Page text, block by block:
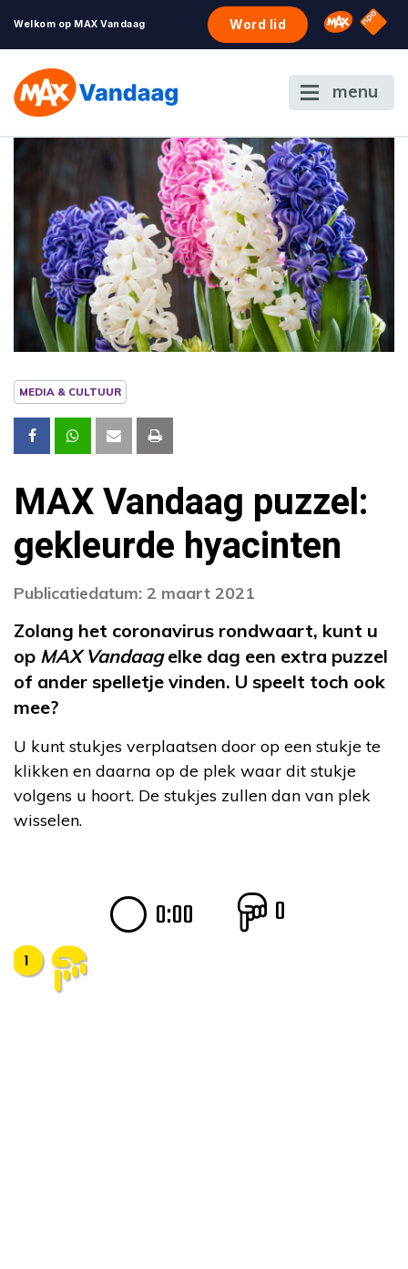
Welkom op MAX Vandaag Word lid Omroep
NPO
menu
MEDIA & CULTUUR
MAX Vandaag puzzel:
gekleurde hyacinten
Publicatiedatum: 2 maart 2021
Zolang het coronavirus rondwaart, kunt u
op MAX Vandaagelke dag een extra puzzel
of ander spelletje vinden. U speelt toch ook
mee?
U kunt stukjes verplaatsen door op een stukje te
klikken en daarna op de plek waar dit stukje
volgens u hoort. De stukjes zullen dan van plek
wisselen.